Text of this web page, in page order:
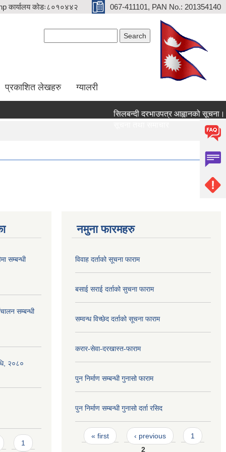
कार्यालय कोडः८०१०४४२ 067-411101, PAN No.: 201354140
प्रकाशित लेखहरु ग्यालरी
सिलबन्दी दरभाउपत्र आह्वानको सूचना।
सम्बन्धी
सम्बन्धी
२०८०
1
नमुना फारमहरु
विवाह दर्ताको सूचना फाराम
बसाई सराई दर्ताको सुचना फाराम
सम्वन्ध विच्छेद दर्ताको सूचना फाराम
करार-सेवा-दरखास्त-फाराम
पुन निर्माण सम्बन्धी गुनासो फाराम
पुन निर्माण सम्बन्धी गुनासो दर्ता रसिद
Pages
« first ‹ previous
1
2